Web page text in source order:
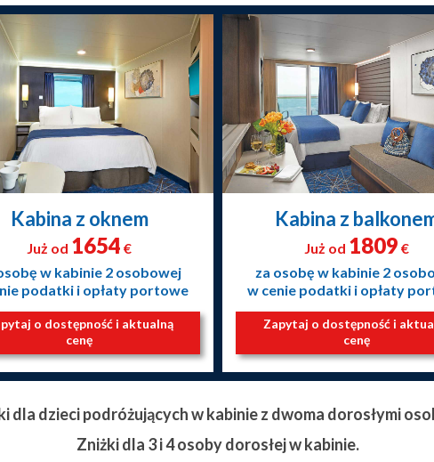
Kabina z oknem
Już od 1654 €
w kabinie 2 osobowej
podatki i opłaty portowe
o dostępność i aktualną
cenę
Kabina z
Już od 1809 €
za osobę w kabinie 2
w cenie podatki i opłaty
Zapytaj o dostępność i
cenę
dla dzieci podróżujących w kabinie z dwoma dorosłymi
Zniżki dla 3 i 4 osoby dorosłej w kabinie.